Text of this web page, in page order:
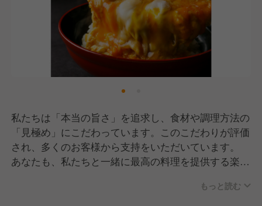
私たちは「本当の旨さ」を追求し、食材や調理方法の
「見極め」にこだわっています。このこだわりが評価
され、多くのお客様から支持をいただいています。
あなたも、私たちと一緒に最高の料理を提供する楽し
もっと読む